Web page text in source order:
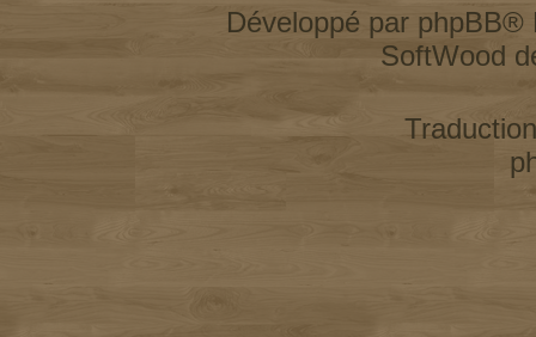
Développé par phpBB®
SoftWood